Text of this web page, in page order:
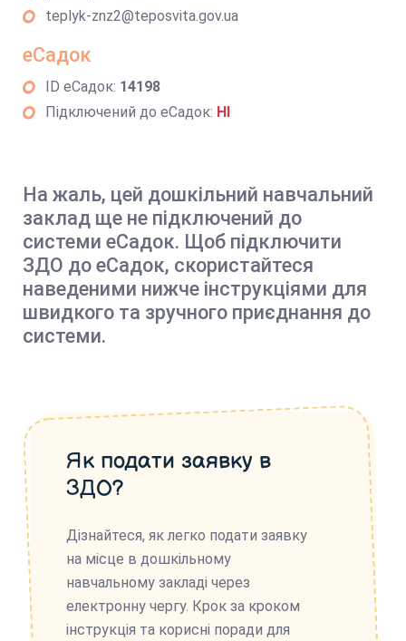
teplyk-znz2@teposvita.gov.ua
еСадок
ID еСадок: 14198
Підключений до еСадок: НІ
На жаль, цей дошкільний навчальний
заклад ще не підключений до
системи еСадок. Щоб підключити
ЗДО до еСадок, скористайтеся
наведеними нижче інструкціями для
швидкого та зручного приєднання до
системи.
Як подати заявку в
ЗДО?
Дізнайтеся, як легко подати заявку
на місце в дошкільному
навчальному закладі через
електронну чергу. Крок за кроком
інструкція та корисні поради для